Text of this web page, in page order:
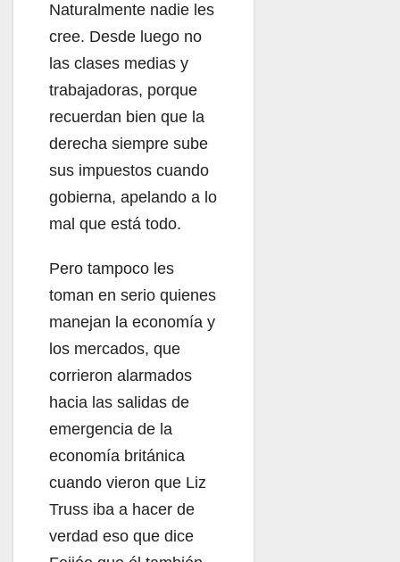
Naturalmente nadie les
cree. Desde luego no
las clases medias y
trabajadoras, porque
recuerdan bien que la
derecha siempre sube
sus impuestos cuando
gobierna, apelando a lo
mal que está todo.
Pero tampoco les
toman en serio quienes
manejan la economía y
los mercados, que
corrieron alarmados
hacia las salidas de
emergencia de la
economía británica
cuando vieron que Liz
Truss iba a hacer de
verdad eso que dice